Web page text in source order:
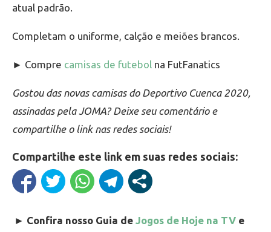
atual padrão.
Completam o uniforme, calção e meiões brancos.
► Compre camisas de futebol na FutFanatics
Gostou das novas camisas do Deportivo Cuenca 2020,
assinadas pela JOMA? Deixe seu comentário e
compartilhe o link nas redes sociais!
Compartilhe este link em suas redes sociais:
► Confira nosso Guia de Jogos de Hoje na TV e